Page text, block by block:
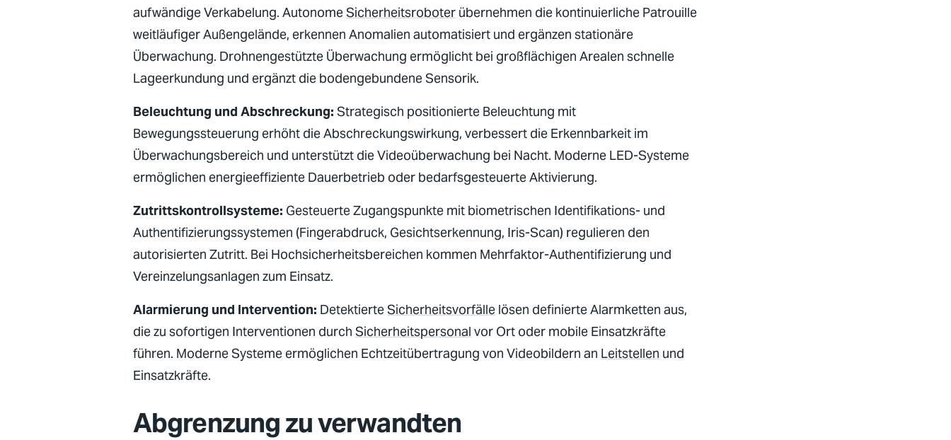
aufwändige Verkabelung. AutonomeSicherheitsroboter übernehmen die kontinuierliche Patrouille
weitläufiger Außengelände, erkennen Anomalien automatisiert und ergänzen stationäre
Überwachung. Drohnengestützte Überwachung ermöglicht bei großflächigen Arealen schnelle
Lageerkundung und ergänzt die bodengebundene Sensorik.
Beleuchtung und Abschreckung: Strategisch positionierte Beleuchtung mit
Bewegungssteuerung erhöht die Abschreckungswirkung, verbessert die Erkennbarkeit im
Überwachungsbereich und unterstützt dieVideoüberwachung bei Nacht. Moderne LED-Systeme
ermöglichen energieeffiziente Dauerbetrieb oder bedarfsgesteuerte Aktivierung.
Zutrittskontrollsysteme: Gesteuerte Zugangspunkte mit biometrischen Identifikations- und
Authentifizierungssystemen (Fingerabdruck, Gesichtserkennung, Iris-Scan) regulieren den
autorisierten Zutritt. Bei Hochsicherheitsbereichen kommen Mehrfaktor-Authentifizierung und
Vereinzelungsanlagen zum Einsatz.
Alarmierung und Intervention: DetektierteSicherheitsvorfälle lösen definierte Alarmketten aus,
die zu sofortigen Interventionen durchSicherheitspersonal vor Ort oder mobile Einsatzkräfte
führen. Moderne Systeme ermöglichen Echtzeitübertragung von Videobildern an Leitstellen und
Einsatzkräfte.
Abgrenzung zu verwandten